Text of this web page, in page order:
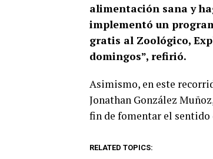
alimentación sana y
implementó un
gratis al Zoológico,
domingos”, refirió.
Asimismo, en este
Jonathan González
fin de fomentar el
RELATED TOPICS: